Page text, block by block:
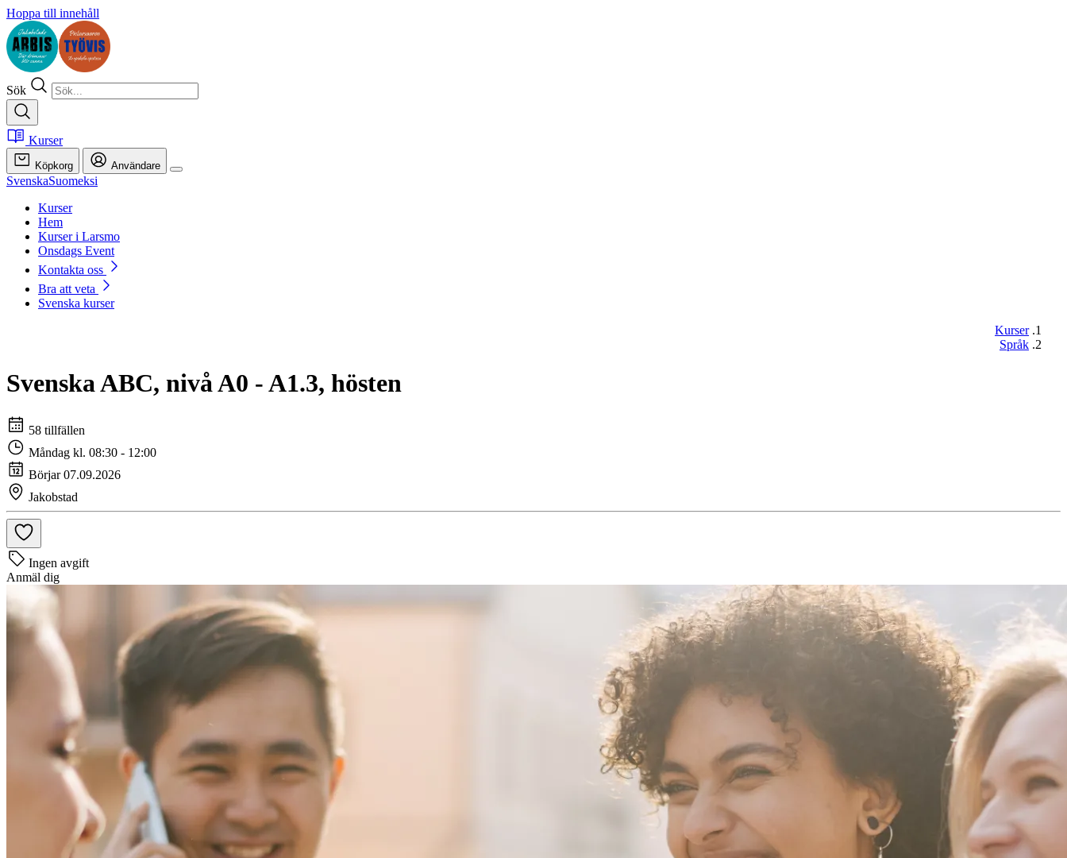
Hoppa till innehåll
Sök
Kurser
Köpkorg Användare
SvenskaSuomeksi
Kurser
Hem
Kurser i Larsmo
Onsdags Event
Kontakta oss
Bra att veta
Svenska kurser
Kurser
Språk
Svenska ABC, nivå A0 - A1.3, hösten
58 tillfällen
Måndag kl. 08:30 - 12:00
Börjar 07.09.2026
Jakobstad
Ingen avgift
Anmäl dig